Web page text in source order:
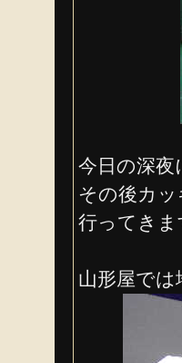
今日の深夜
その後カ
行ってきま
山形屋で